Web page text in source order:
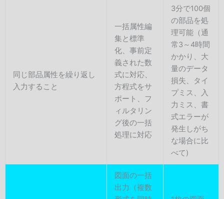
同じ部品属性を繰り返し
入力すること
一括属性編
集と標準
化、事前定
義された数
式に対応、
方程式をサ
ポート、フ
ィルタリン
グ後の一括
処理に対応
3分で100個
の部品を処
理可能（通
常3～4時間
かかり、大
量のデータ
損失、タイ
プミス、入
力ミス、書
式エラーが
発生しがち
な場合に比
べて)
図面の一括
出力（複数